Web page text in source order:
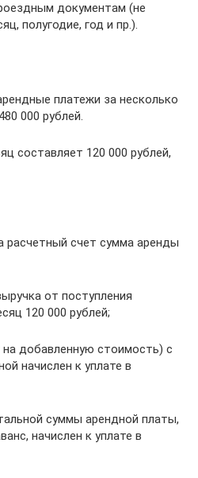
документам (не
полугодие, год и пр.).
платежи за несколько
000 рублей.
составляет 120 000 рублей,
расчетный счет сумма аренды
от поступления
120 000 рублей;
добавленную стоимость) с
начислен к уплате в
суммы арендной платы,
начислен к уплате в